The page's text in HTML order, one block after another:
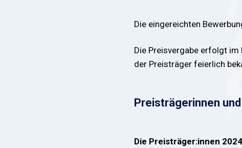
Die eingereichten
Die Preisvergabe erfolgt im
der Preisträger feierlich
Preisträgerinnen
Die Preisträger:innen